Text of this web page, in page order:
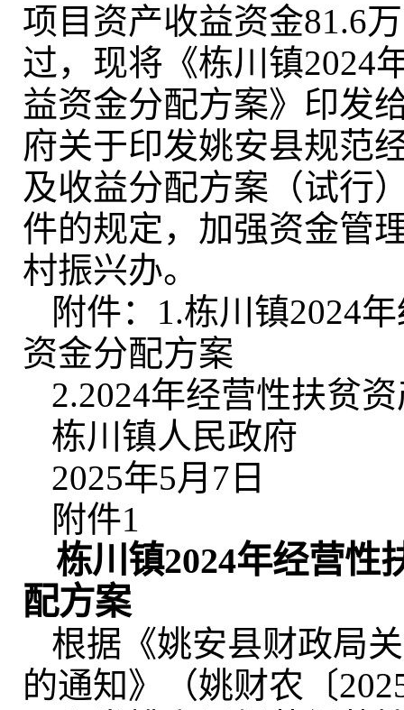
项目资产收益资金81.6
过， 现将《栋川镇2024
益资金分配方案》印发
府关于印发姚安县规范
及收益分配方案（试行
件的规定 ， 加强资金管
村振兴办。
附件：1.栋川镇2024
资金分配方案
2.2024年经营性扶贫
栋川镇人民政府
2025年5月7日
附件1
栋川镇2024年经营性
配方案
根据《姚安县财政局
的通知》（姚财农〔